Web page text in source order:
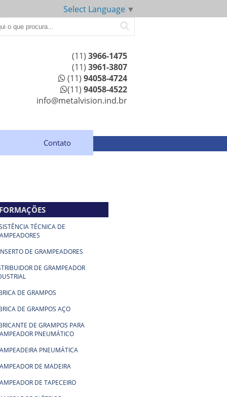
Select Language ▼
(11) 3966-1475
(11) 3961-3807
(11) 94058-4724
(11) 94058-4522
info@metalvision.ind.br
Contato
TÉCNICA DE
DE GRAMPEADORES
DE GRAMPEADOR
DE GRAMPOS
DE GRAMPOS AÇO
DE GRAMPOS PARA
PNEUMÁTICO
PNEUMÁTICA
DE MADEIRA
DE TAPECEIRO